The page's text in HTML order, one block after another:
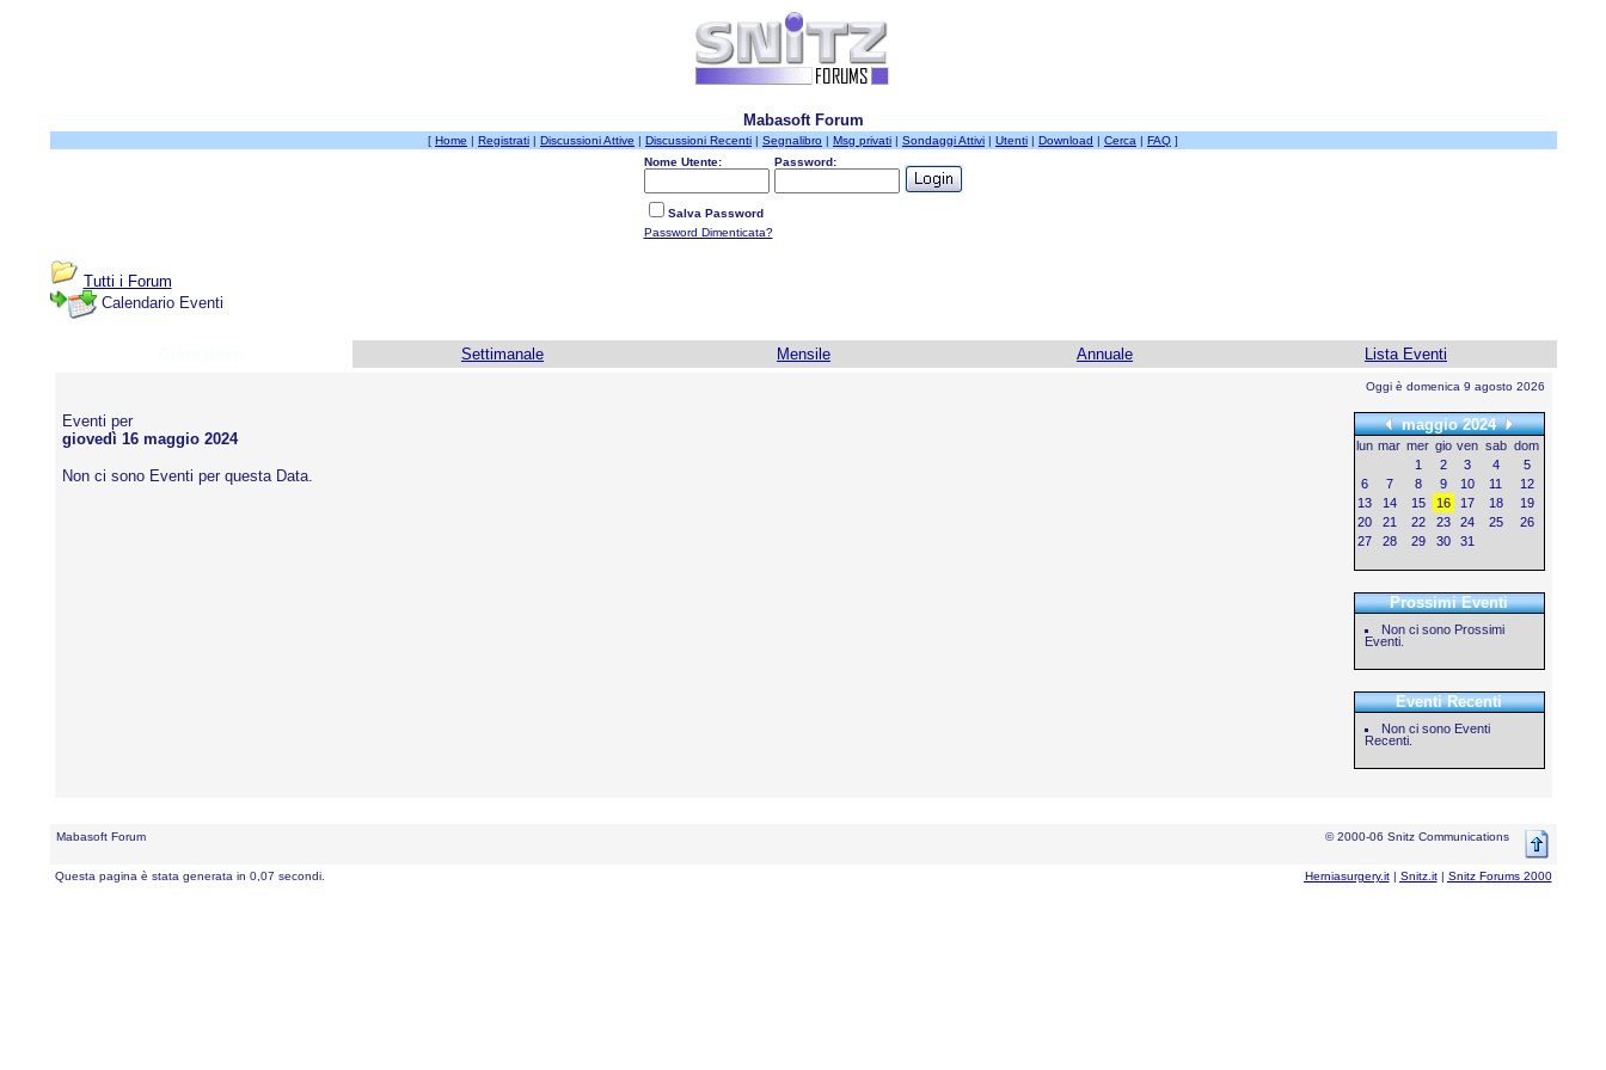
Mabasoft Forum
[ Home | Registrati | Discussioni Attive | Discussioni Recenti | Segnalibro | Msg privati | Sondaggi Attivi | Utenti | Download | Cerca | FAQ ]
Nome Utente:
Password:
Salva Password
Password Dimenticata?
Tutti i Forum
Calendario Eventi
Settimanale Mensile Annuale Lista Eventi
Oggi è domenica 9 agosto 2026
Eventi per
giovedì 16 maggio 2024
Non ci sono Eventi per questa Data.
maggio 2024
lun mar mer gio ven sab dom
1
2 3 4
5
6
7 8 9 10 11
12
13
14 15 16 17 18
19
20
21 22 23 24 25
26
27
28 29 30 31
Prossimi Eventi
Non ci sono Prossimi
Eventi.
Eventi Recenti
Non ci sono Eventi
Recenti.
Mabasoft Forum © 2000-06 Snitz Communications
Questa pagina è stata generata in 0,07 secondi. Herniasurgery.it| Snitz.it| Snitz Forums 2000